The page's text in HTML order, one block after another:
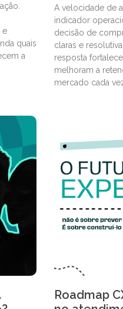
e
quais
a
A velocidade de
indicador
decisão de
claras e
resposta
melhoram a
mercado cada
Roadmap